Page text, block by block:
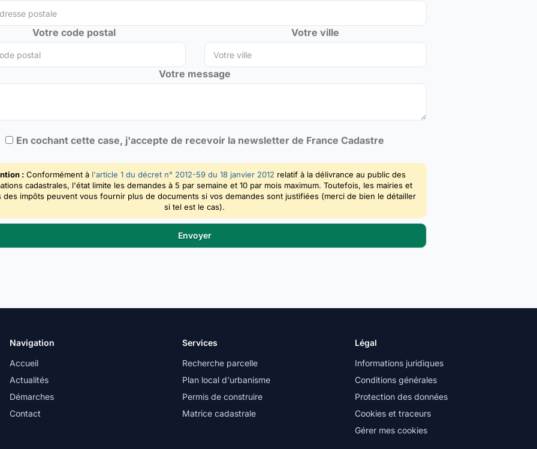
Votre code postal Votre ville
Votre message
En cochant cette case, j'accepte de recevoir la newsletter de France Cadastre
: Conformément à l'article 1 du décret n° 2012-59 du 18 janvier 2012 relatif à la délivrance au public des
cadastrales, l'état limite les demandes à 5 par semaine et 10 par mois maximum. Toutefois, les mairies et
des impôts peuvent vous fournir plus de documents si vos demandes sont justifiées (merci de bien le détailler
si tel est le cas).
Navigation
Accueil
Actualités
Démarches
Contact
Services
Recherche parcelle
Plan local d'urbanisme
Permis de construire
Matrice cadastrale
Légal
Informations juridiques
Conditions générales
Protection des données
Cookies et traceurs
Gérer mes cookies